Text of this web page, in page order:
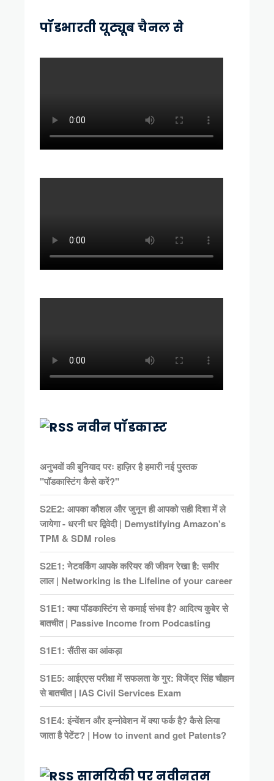
पॉडभारती यूट्यूब चैनल से
नवीन पॉडकास्ट
अनुभवों की बुनियाद परः हाज़िर है हमारी नई पुस्तक
"पॉडकास्टिंग कैसे करें?"
S2E2: आपका कौशल और जुनून ही आपको सही दिशा में ले
जायेगा - धरनी धर द्विवेदी | Demystifying Amazon's
TPM & SDM roles
S2E1: नेटवर्किंग आपके करियर की जीवन रेखा है: समीर
लाल | Networking is the Lifeline of your career
S1E1: क्या पॉडकास्टिंग से कमाई संभव है? आदित्य कुबेर से
बातचीत | Passive Income from Podcasting
S1E1: सैंतीस का आंकड़ा
S1E5: आईएएस परीक्षा में सफलता के गुर: विजेंद्र सिंह चौहान
से बातचीत | IAS Civil Services Exam
S1E4: इंन्वेंशन और इन्नोवेशन में क्या फर्क है? कैसे लिया
जाता है पेटेंट? | How to invent and get Patents?
सामयिकी पर नवीनतम